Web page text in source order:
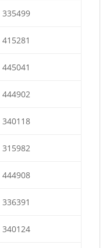
335499
415281
445041
444902
340118
315982
444908
336391
340124